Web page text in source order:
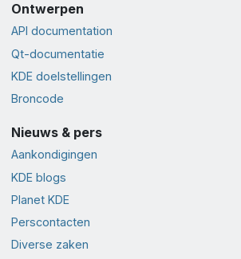
Ontwerpen
API documentation
Qt-documentatie
KDE doelstellingen
Broncode
Nieuws & pers
Aankondigingen
KDE blogs
Planet KDE
Perscontacten
Diverse zaken